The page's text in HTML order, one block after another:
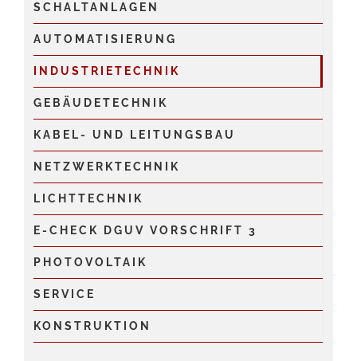
SCHALTANLAGEN
AUTOMATISIERUNG
INDUSTRIETECHNIK
GEBÄUDETECHNIK
KABEL- UND LEITUNGSBAU
NETZWERKTECHNIK
LICHTTECHNIK
E-CHECK DGUV VORSCHRIFT 3
PHOTOVOLTAIK
SERVICE
KONSTRUKTION